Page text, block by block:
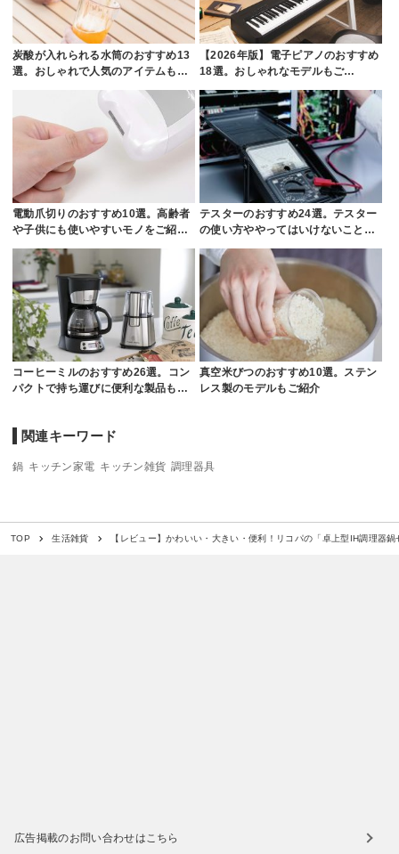
炭酸が入れられる水筒のおすすめ13
選。おしゃれで人気のアイテムも…
【2026年版】電子ピアノのおすすめ
18選。おしゃれなモデルもご…
電動爪切りのおすすめ10選。高齢者
や子供にも使いやすいモノをご紹…
テスターのおすすめ24選。テスター
の使い方ややってはいけないこと…
コーヒーミルのおすすめ26選。コン
パクトで持ち運びに便利な製品も…
真空米びつのおすすめ10選。ステン
レス製のモデルもご紹介
関連キーワード
鍋 キッチン家電 キッチン雑貨 調理器具
TOP 生活雑貨 【レビュー】かわいい・大きい・便利！リコパの「卓上型IH調理器鍋
広告掲載のお問い合わせはこちら